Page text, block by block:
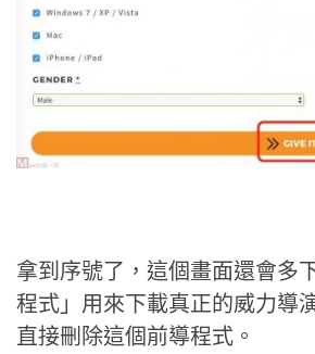
拿到序號了，這個畫面還會多
程式」用來下載真正的威力導
直接刪除這個前導程式。